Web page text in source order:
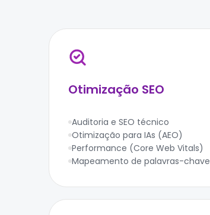
Otimização SEO
Auditoria e SEO técnico
Otimização para IAs (AEO)
Performance (Core Web Vitals)
Mapeamento de palavras-chave